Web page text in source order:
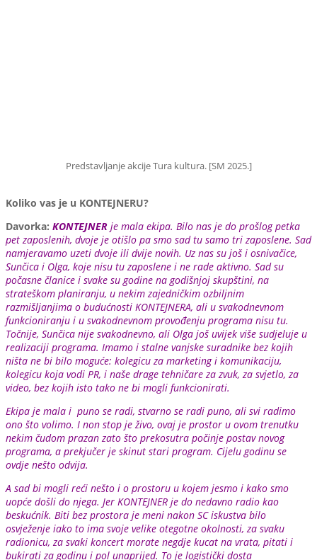
Predstavljanje akcije Tura kultura. [SM 2025.]
Koliko vas je u KONTEJNERU?
Davorka: KONTEJNER je mala ekipa. Bilo nas je do prošlog petka
pet zaposlenih, dvoje je otišlo pa smo sad tu samo tri zaposlene. Sad
namjeravamo uzeti dvoje ili dvije novih. Uz nas su još i osnivačice,
Sunčica i Olga, koje nisu tu zaposlene i ne rade aktivno. Sad su
počasne članice i svake su godine na godišnjoj skupštini, na
strateškom planiranju, u nekim zajedničkim ozbiljnim
razmišljanjima o budućnosti KONTEJNERA, ali u svakodnevnom
funkcioniranju i u svakodnevnom provođenju programa nisu tu.
Točnije, Sunčica nije svakodnevno, ali Olga još uvijek više sudjeluje u
realizaciji programa. Imamo i stalne vanjske suradnike bez kojih
ništa ne bi bilo moguće: kolegicu za marketing i komunikaciju,
kolegicu koja vodi PR, i naše drage tehničare za zvuk, za svjetlo, za
video, bez kojih isto tako ne bi mogli funkcionirati.
Ekipa je mala i puno se radi, stvarno se radi puno, ali svi radimo
ono što volimo. I non stop je živo, ovaj je prostor u ovom trenutku
nekim čudom prazan zato što prekosutra počinje postav novog
programa, a prekjučer je skinut stari program. Cijelu godinu se
ovdje nešto odvija.
A sad bi mogli reći nešto i o prostoru u kojem jesmo i kako smo
uopće došli do njega. Jer KONTEJNER je do nedavno radio kao
beskućnik. Biti bez prostora je meni nakon SC iskustva bilo
osvježenje iako to ima svoje velike otegotne okolnosti, za svaku
radionicu, za svaki koncert morate negdje kucat na vrata, pitati i
bukirati za godinu i pol unaprijed. To je logistički dosta